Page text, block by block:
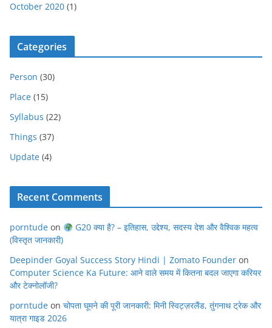
October 2020 (1)
Categories
Person (30)
Place (15)
Syllabus (22)
Things (37)
Update (4)
Recent Comments
porntude on
G20 क्या है? – इतिहास, उद्देश्य, सदस्य देश और वैश्विक महत्व
(विस्तृत जानकारी)
Deepinder Goyal Success Story Hindi | Zomato Founder on
Computer Science Ka Future: आने वाले समय में कितना बदल जाएगा करियर
और टेक्नोलॉजी?
porntude on चोपता घूमने की पूरी जानकारी: मिनी स्विट्ज़रलैंड, तुंगनाथ ट्रेक और
यात्रा गाइड 2026